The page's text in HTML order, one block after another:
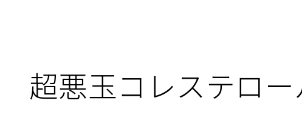
超悪玉コレステロ